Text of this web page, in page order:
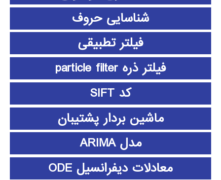
شناسایی حروف
فیلتر تطبیقی
فیلتر ذره particle filter
کد SIFT
ماشین بردار پشتیبان
مدل ARIMA
معادلات دیفرانسیل ODE